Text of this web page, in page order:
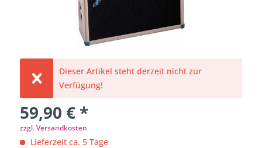
Dieser Artikel steht derzeit nicht zur
Verfügung!
59,90 € *
zzgl. Versandkosten
Lieferzeit ca. 5 Tage